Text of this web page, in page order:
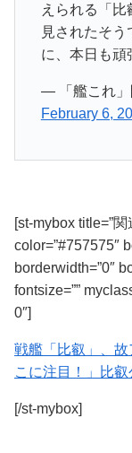
えられる「
見されたそ
に、本日も頑
— 「艦これ」
February 6,
[st-mybox title=”
color=”#757575″
borderwidth=”0″
fontsize=””
0″]
戦艦「比叡」、
こに注目！」比
[/st-mybox]